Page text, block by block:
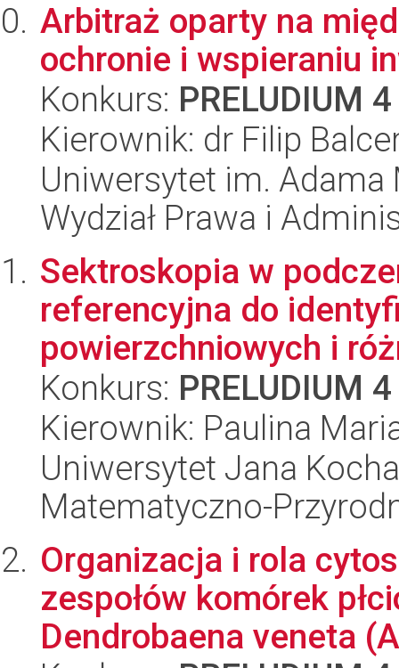
Arbitraż oparty na
ochronie i wspieraniu
Konkurs: PRELUDIUM 4
Kierownik: dr Filip
Uniwersytet im.
Wydział Prawa i
Sektroskopia w
referencyjna do
powierzchniowych i
Konkurs: PRELUDIUM 4
Kierownik: Paulina
Uniwersytet Jana
Matematyczno-
Organizacja i rola
zespołów komórek
Dendrobaena veneta